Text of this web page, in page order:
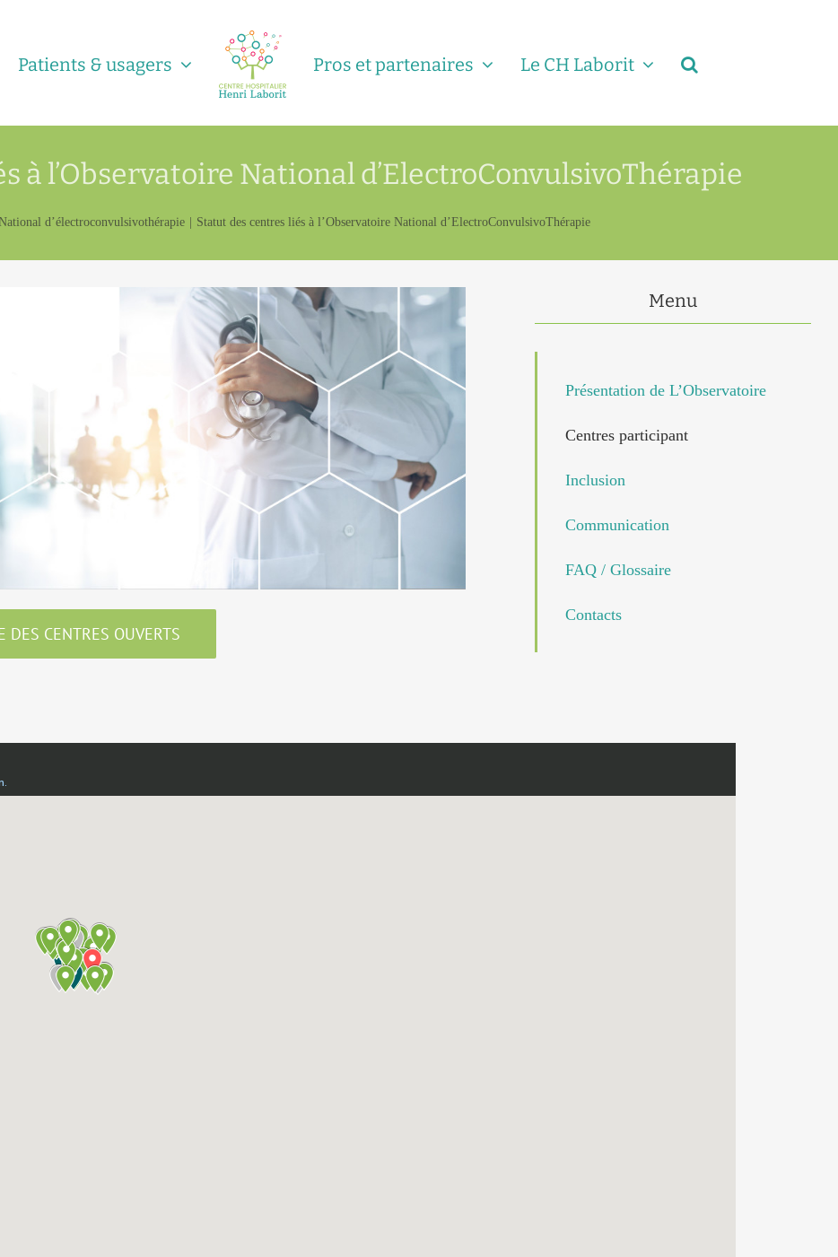
Patients & usagers Pros et partenaires Le CH Laborit
à l’Observatoire National d’ElectroConvulsivoThérapie
d’électroconvulsivothérapie Statut des centres liés à l’Observatoire National d’ElectroConvulsivoThérapie
DES CENTRES OUVERTS
Menu
Présentation de L’Observatoire
Centres participant
Inclusion
Communication
FAQ / Glossaire
Contacts